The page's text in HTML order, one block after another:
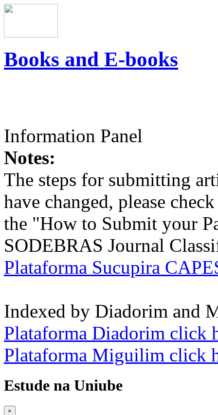
Books and E-books
Information Panel
Notes:
The steps for submitting
have changed, please
the "How to Submit your
SODEBRAS Journal
Plataforma Sucupira
Indexed by Diadorim and
Plataforma Diadorim click
Plataforma Miguilim click
Estude na Uniube
×